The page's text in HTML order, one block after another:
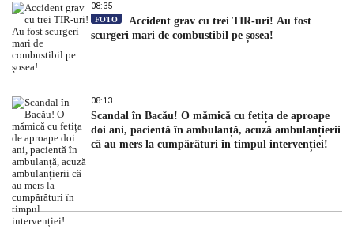
08:35
FOTO
Accident grav cu trei TIR-uri! Au fost
scurgeri mari de combustibil pe șosea!
08:13
Scandal în Bacău! O mămică cu fetița de aproape
doi ani, pacientă în ambulanță, acuză ambulanțierii
că au mers la cumpărături în timpul intervenției!